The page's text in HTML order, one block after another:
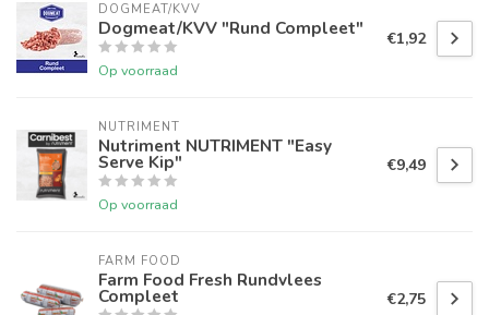
DOGMEAT/KVV
Dogmeat/KVV "Rund Compleet"
Op voorraad
€1,92
NUTRIMENT
Nutriment NUTRIMENT "Easy
Serve Kip"
Op voorraad
€9,49
FARM FOOD
Farm Food Fresh Rundvlees
Compleet €2,75